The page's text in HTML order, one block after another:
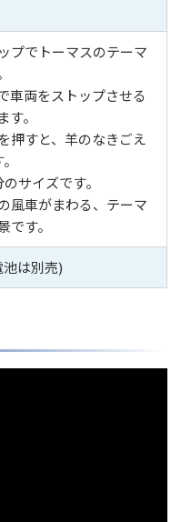
プでトーマスのテーマ
車両をストップさせる
。
押すと、羊のなきごえ
サイズです。
風車がまわる、テーマ
です。
は別売)